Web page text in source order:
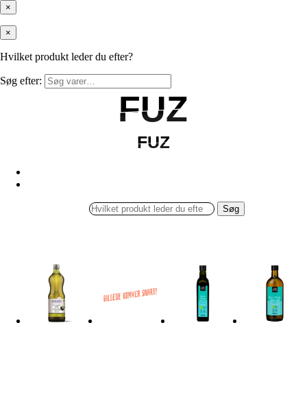
×
×
Hvilket produkt leder du efter?
Søg efter:
FUZ
FUZ
FUZ
FUZ
Søg